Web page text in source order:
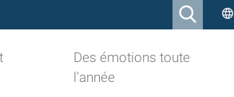
Ricerca
Search…
Des émotions toute
l'année